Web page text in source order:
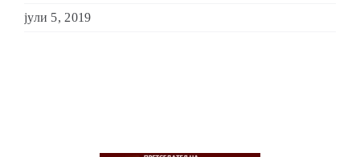
јули 5, 2019